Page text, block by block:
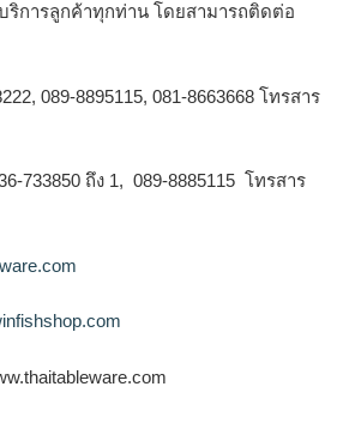
ริการลูกค้าทุกท่าน โดยสามารถติดต่อ
089-8895115, 081-8663668 โทรสาร
733850 ถึง 1, 089-8885115 โทรสาร